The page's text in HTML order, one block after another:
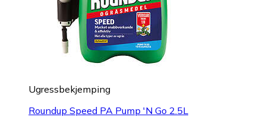
Ugressbekjemping
Roundup Speed PA Pump 'N Go 2.5L